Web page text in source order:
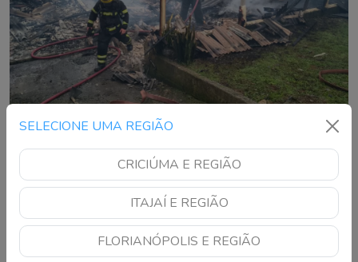
SELECIONE UMA REGIÃO
CRICIÚMA E REGIÃO
ITAJAÍ E REGIÃO
FLORIANÓPOLIS E REGIÃO
Suspeito é detido após incêndio destruir casa
no Vale do Itajaí
Residência foi completamente consumida pelas chamas e
bombeiros utilizaram 12 mil litros de água no combate ao
fogo